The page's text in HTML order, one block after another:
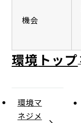
機会
環境
環境マ
ネジメ